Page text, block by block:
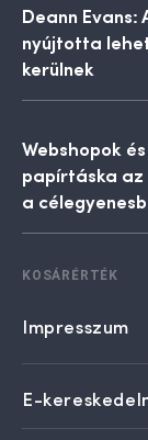
Deann Evans:
nyújtotta
kerülnek
Webshopok
papírtáska az
a
KOSÁRÉRTÉK
Impresszum
E-